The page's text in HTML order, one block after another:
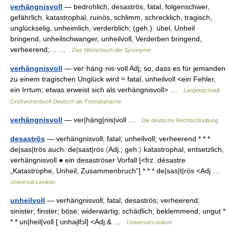
verhängnisvoll — bedrohlich, desaströs, fatal, folgenschwer,
gefährlich, katastrophal, ruinös, schlimm, schrecklich, tragisch,
unglückselig, unheimlich, verderblich; (geh.): übel, Unheil
bringend, unheilschwanger, unheilvoll, Verderben bringend,
verheerend;… …
Das Wörterbuch der Synonyme
verhängnisvoll — ver·hạ̈ng·nis·voll Adj; so, dass es für jemanden
zu einem tragischen Unglück wird ≈ fatal, unheilvoll <ein Fehler,
ein Irrtum; etwas erweist sich als verhängnisvoll> …
Langenscheidt
Großwörterbuch Deutsch als Fremdsprache
verhängnisvoll — ver|hạ̈ng|nis|voll … Die deutsche Rechtschreibung
desaströs — verhängnisvoll; fatal; unheilvoll; verheerend * * *
de|sas|trös auch: de|sast|rös 〈Adj.; geh.〉 katastrophal, entsetzlich,
verhängnisvoll ● ein desaströser Vorfall [<frz. désastre
„Katastrophe, Unheil, Zusammenbruch“] * * * de|sas|t|rös <Adj …
Universal-Lexikon
unheilvoll — verhängnisvoll; fatal; desaströs; verheerend;
sinister; finster; böse; widerwärtig; schädlich; beklemmend; ungut *
* * un|heil|voll [ ʊnhai̮lfɔl] <Adj.& …
Universal-Lexikon